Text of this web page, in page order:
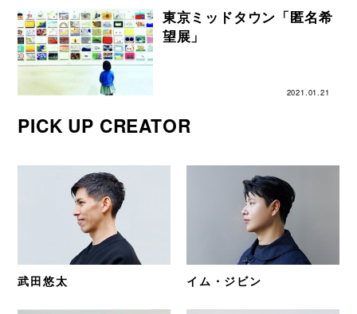
東京ミッドタウン「匿名希
望展」
2021.01.21
PICK UP CREATOR
武田悠太 イム・ジビン